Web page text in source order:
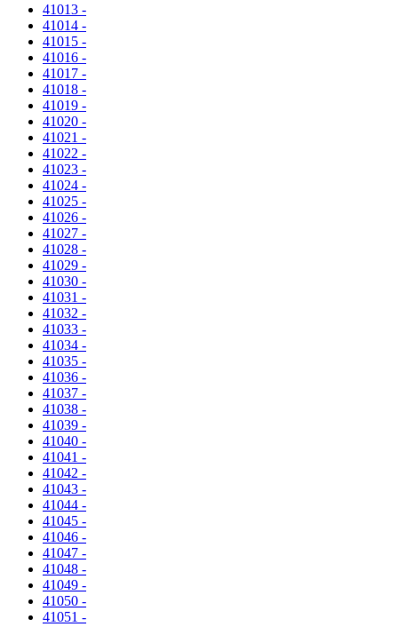
41013 -
41014 -
41015 -
41016 -
41017 -
41018 -
41019 -
41020 -
41021 -
41022 -
41023 -
41024 -
41025 -
41026 -
41027 -
41028 -
41029 -
41030 -
41031 -
41032 -
41033 -
41034 -
41035 -
41036 -
41037 -
41038 -
41039 -
41040 -
41041 -
41042 -
41043 -
41044 -
41045 -
41046 -
41047 -
41048 -
41049 -
41050 -
41051 -